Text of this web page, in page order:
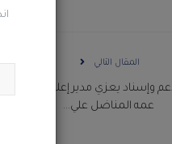
المقال التالي
دعم وإسناد يعزي مدير إعلام اللواء في
عمه المناضل علي...